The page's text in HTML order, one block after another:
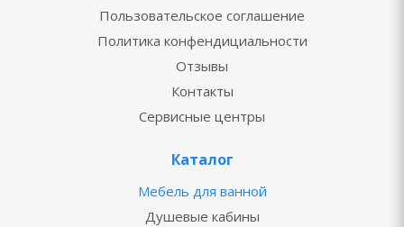
Пользовательское соглашение
Политика конфендициальности
Отзывы
Контакты
Сервисные центры
Каталог
Мебель для ванной
Душевые кабины